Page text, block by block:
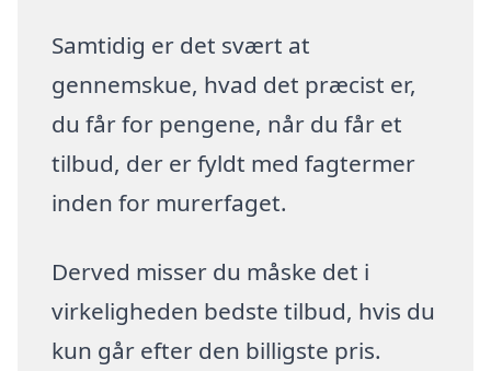
Samtidig er det svært at
gennemskue, hvad det præcist er,
du får for pengene, når du får et
tilbud, der er fyldt med fagtermer
inden for murerfaget.
Derved misser du måske det i
virkeligheden bedste tilbud, hvis du
kun går efter den billigste pris.